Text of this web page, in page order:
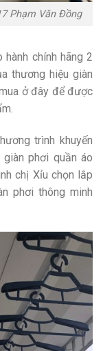
Phạm Văn Đồng
chính hãng 2
thương hiệu giàn
ở đây để được
trình khuyến
phơi quần áo
chị Xỉu chọn lắp
phơi thông minh